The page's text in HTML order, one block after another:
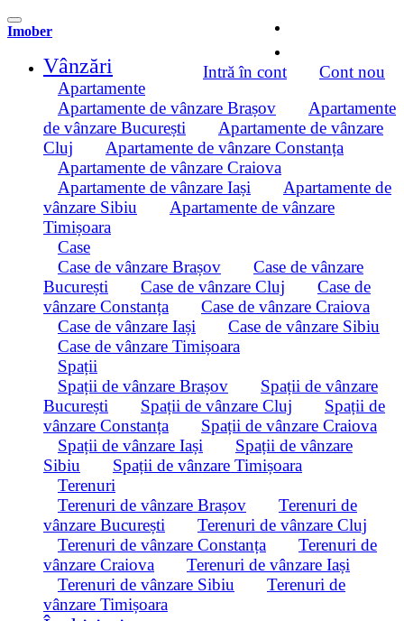
Imober
Intră în cont Cont nou
Vânzări
Apartamente
Apartamente de vânzare Brașov
Apartamente
de vânzare București
Apartamente de vânzare
Cluj
Apartamente de vânzare Constanța
Apartamente de vânzare Craiova
Apartamente de vânzare Iași
Apartamente de
vânzare Sibiu
Apartamente de vânzare
Timișoara
Case
Case de vânzare Brașov
Case de vânzare
București
Case de vânzare Cluj
Case de
vânzare Constanța
Case de vânzare Craiova
Case de vânzare Iași
Case de vânzare Sibiu
Case de vânzare Timișoara
Spații
Spații de vânzare Brașov
Spații de vânzare
București
Spații de vânzare Cluj
Spații de
vânzare Constanța
Spații de vânzare Craiova
Spații de vânzare Iași
Spații de vânzare
Sibiu
Spații de vânzare Timișoara
Terenuri
Terenuri de vânzare Brașov
Terenuri de
vânzare București
Terenuri de vânzare Cluj
Terenuri de vânzare Constanța
Terenuri de
vânzare Craiova
Terenuri de vânzare Iași
Terenuri de vânzare Sibiu
Terenuri de
vânzare Timișoara